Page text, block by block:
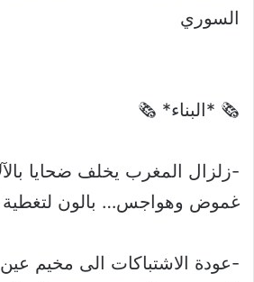
السوري
🗞 *البناء* 🗞
-زلزال المغرب يخلف ضحايا
غموض وهواجس… بالون
-عودة الاشتباكات الى مخيم